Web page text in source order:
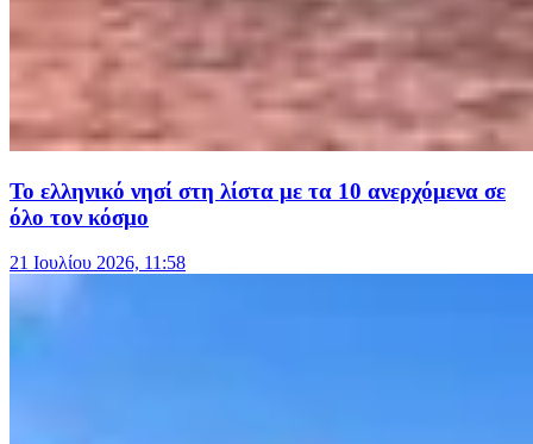
Το ελληνικό νησί στη λίστα με τα 10 ανερχόμενα σε
όλο τον κόσμο
21 Ιουλίου 2026, 11:58